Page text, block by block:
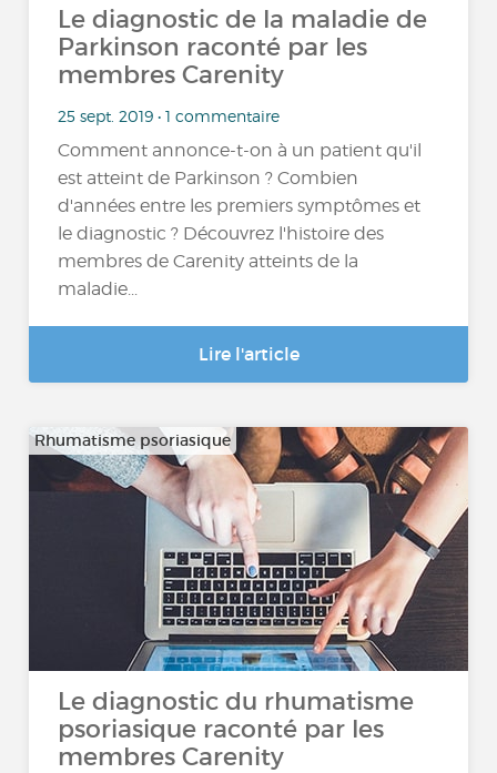
Le diagnostic de la maladie de
Parkinson raconté par les
membres Carenity
25 sept. 2019 • 1 commentaire
Comment annonce-t-on à un patient qu'il
est atteint de Parkinson ? Combien
d'années entre les premiers symptômes et
le diagnostic ? Découvrez l'histoire des
membres de Carenity atteints de la
maladie...
Lire l'article
Rhumatisme psoriasique
Le diagnostic du rhumatisme
psoriasique raconté par les
membres Carenity